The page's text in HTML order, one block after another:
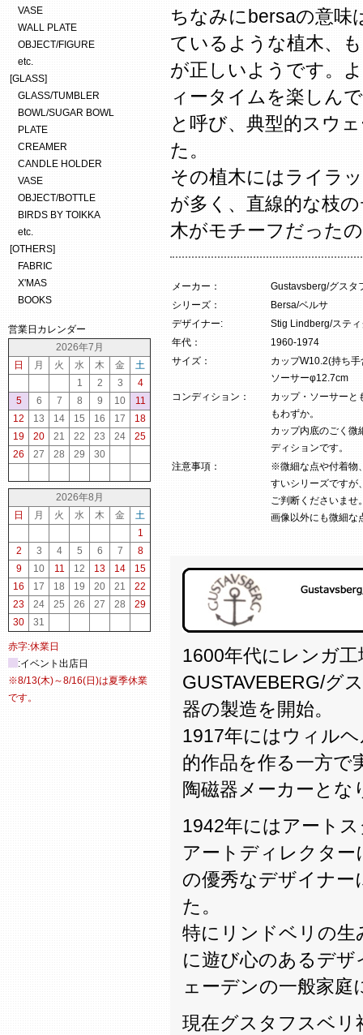
ちなみにbersaの意味
ているような植木、
が正しいようです。
ィータイムを楽しん
と呼び、典型的スウ
た。
その植木にはライラ
が多く、直線的な枝
木がモチーフだった
メーカー：
Gustavsberg/グスタ
シリーズ：
Bersa/ベルサ
デザイナー:
Stig Lindberg/ステ
年代：
1960-1974
サイズ：
カップW10.2(持ち
ソーサーφ12.7cm
コンディション：
カップ・ソーサーと
もわずか。
カップ内底のごく微
ディションです。
注意事項：
※微細な点や付着物
すいシリーズですが
ご判断くださいませ
画像以外にも微細な
1600年代にレンガ
GUSTAVEBERG/グ
器の製造を開始。
1917年にはウィル
的作品を作る一方で
陶磁器メーカーとな
1942年にはアート
アートディレクタ
の優秀なデザイナ
た。
特にリンドベリの
に遊び心のあるデ
ェーデンの一般家
現在グスタフスベ
VASE
WALL PLATE
OBJECT/FIGURE
etc.
[GLASS]
GLASS/TUMBLER
BOWL/SUGAR BOWL
PLATE
CREAMER
CANDLE HOLDER
VASE
OBJECT/BOTTLE
BIRDS BY TOIKKA
etc.
[OTHERS]
FABRIC
X'MAS
BOOKS
営業日カレンダー
2026年7月
日
月 火 水 木 金
土
1
2 3
4
5
6 7 8 9 10
11
12
13 14 15 16 17
18
19
20 21 22 23 24
25
26
27 28 29 30
2026年8月
日
月 火 水 木 金
土
1
2
3 4 5 6 7
8
9
10 11 12 13 14
15
16
17 18 19 20 21
22
23
24 25 26 27 28
29
30
31
赤字:休業日
:イベント出店日
※8/13(木)～8/16(日)は夏季休業
です。